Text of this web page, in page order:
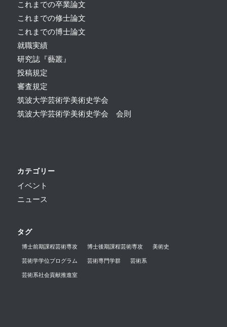
これまでの卒業論文
これまでの修士論文
これまでの博士論文
就職実績
研究誌『藝叢』
投稿規定
審査規定
筑波大学芸術学美術史学会
筑波大学芸術学美術史学会 会則
カテゴリー
イベント
ニュース
タグ
博士前期課程芸術専攻 博士後期課程芸術専攻
美術史
芸術学学位プログラム
芸術専門学群
芸術系
芸術系社会貢献推進室